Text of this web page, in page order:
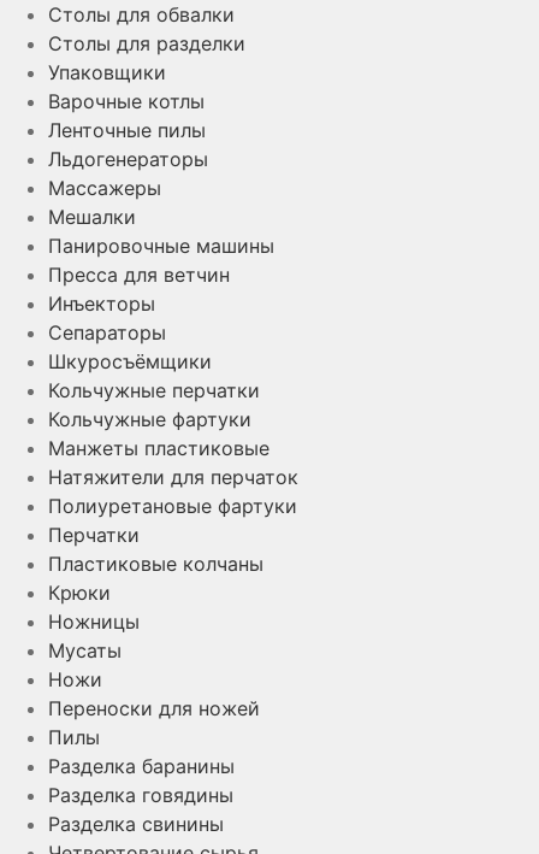
Столы для обвалки
Столы для разделки
Упаковщики
Варочные котлы
Ленточные пилы
Льдогенераторы
Массажеры
Мешалки
Панировочные машины
Пресса для ветчин
Инъекторы
Сепараторы
Шкуросъёмщики
Кольчужные перчатки
Кольчужные фартуки
Манжеты пластиковые
Натяжители для перчаток
Полиуретановые фартуки
Перчатки
Пластиковые колчаны
Крюки
Ножницы
Мусаты
Ножи
Переноски для ножей
Пилы
Разделка баранины
Разделка говядины
Разделка свинины